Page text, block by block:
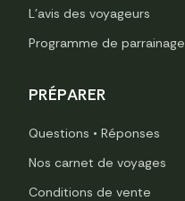
L’avis des voyageurs
Programme de parrainage
PRÉPARER
Questions • Réponses
Nos carnet de voyages
Conditions de vente